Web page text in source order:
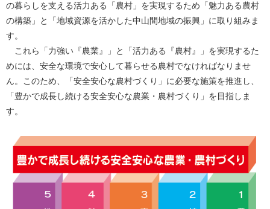
の暮らしを支える活力ある「農村」を実現するため「魅力ある農村
の構築」と「地域資源を活かした中山間地域の振興」に取り組みま
す。
これら「力強い『農業』」と「活力ある『農村』」を実現するた
めには、安全な環境で安心して暮らせる農村でなければなりませ
ん。このため、「安全安心な農村づくり」に必要な施策を推進し、
「豊かで成長し続ける安全安心な農業・農村づくり」を目指しま
す。